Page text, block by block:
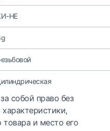
НЕ
собой право без
и место его